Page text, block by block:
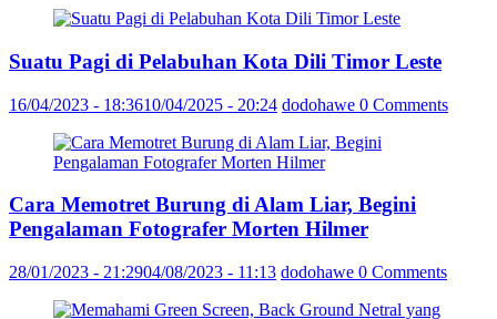
Suatu Pagi di Pelabuhan Kota Dili Timor Leste
16/04/2023 - 18:3610/04/2025 - 20:24 dodohawe 0 Comments
Cara Memotret Burung di Alam Liar, Begini
Pengalaman Fotografer Morten Hilmer
28/01/2023 - 21:2904/08/2023 - 11:13 dodohawe 0 Comments